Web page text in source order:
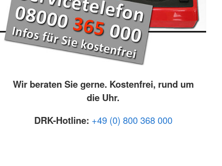
Wir beraten Sie gerne. Kostenfrei, rund um
die Uhr.
DRK-Hotline: +49 (0) 800 368 000